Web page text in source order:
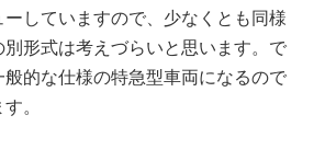
ーしていますので、少なくとも同様
形式は考えづらいと思います。で
的な仕様の特急型車両になるので
。